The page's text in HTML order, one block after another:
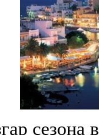
сезона